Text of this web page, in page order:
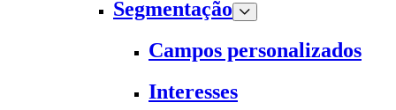
Segmentação
Campos personalizados
Interesses